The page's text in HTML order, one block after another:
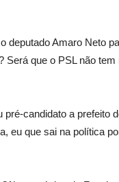
deputado Amaro Neto
que o PSL não
candidato a prefeito
eu que sai na política